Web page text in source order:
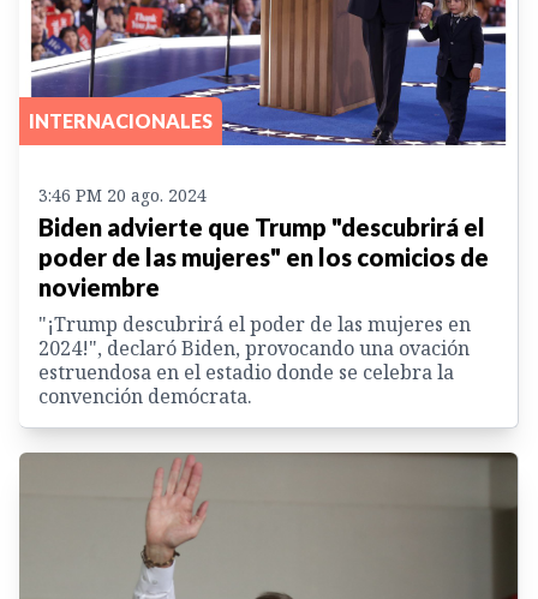
INTERNACIONALES
3:46 PM 20 ago. 2024
Biden advierte que Trump "descubrirá el
poder de las mujeres" en los comicios de
noviembre
"¡Trump descubrirá el poder de las mujeres en
2024!", declaró Biden, provocando una ovación
estruendosa en el estadio donde se celebra la
convención demócrata.